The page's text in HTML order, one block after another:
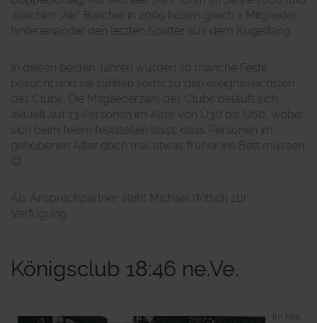
Joachim „Aki“ Barchet in 2009 holten gleich 2 Mitglieder
hintereinander den letzten Splitter aus dem Kugelfang.
In diesen beiden Jahren wurden so manche Feste
besucht und sie zählten somit zu den ereignisreichsten
des Clubs. Die Mitgliederzahl des Clubs beläuft sich
aktuell auf 13 Personen im Alter von Ü30 bis Ü60, wobei
sich beim feiern feststellen lässt, dass Personen im
gehobenen Alter doch mal etwas früher ins Bett müssen.
😉
Als Ansprechpartner steht Michael Wittich zur
Verfügung.
Königsclub 18:46 ne.Ve.
Im Mai